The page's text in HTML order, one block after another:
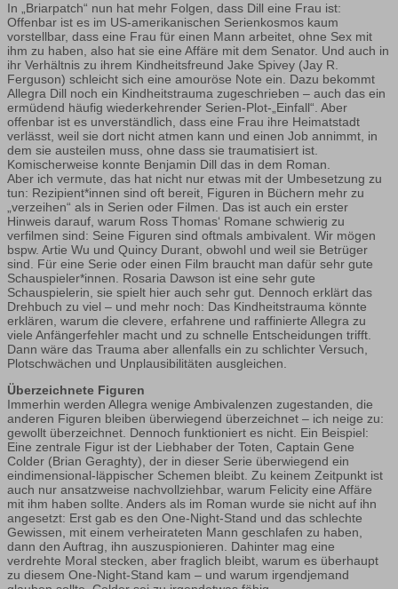
In „Briarpatch“ nun hat mehr Folgen, dass Dill eine Frau ist:
Offenbar ist es im US-amerikanischen Serienkosmos kaum
vorstellbar, dass eine Frau für einen Mann arbeitet, ohne Sex mit
ihm zu haben, also hat sie eine Affäre mit dem Senator. Und auch in
ihr Verhältnis zu ihrem Kindheitsfreund Jake Spivey (Jay R.
Ferguson) schleicht sich eine amouröse Note ein. Dazu bekommt
Allegra Dill noch ein Kindheitstrauma zugeschrieben – auch das ein
ermüdend häufig wiederkehrender Serien-Plot-„Einfall“. Aber
offenbar ist es unverständlich, dass eine Frau ihre Heimatstadt
verlässt, weil sie dort nicht atmen kann und einen Job annimmt, in
dem sie austeilen muss, ohne dass sie traumatisiert ist.
Komischerweise konnte Benjamin Dill das in dem Roman.
Aber ich vermute, das hat nicht nur etwas mit der Umbesetzung zu
tun: Rezipient*innen sind oft bereit, Figuren in Büchern mehr zu
„verzeihen“ als in Serien oder Filmen. Das ist auch ein erster
Hinweis darauf, warum Ross Thomas‘ Romane schwierig zu
verfilmen sind: Seine Figuren sind oftmals ambivalent. Wir mögen
bspw. Artie Wu und Quincy Durant, obwohl und weil sie Betrüger
sind. Für eine Serie oder einen Film braucht man dafür sehr gute
Schauspieler*innen. Rosaria Dawson ist eine sehr gute
Schauspielerin, sie spielt hier auch sehr gut. Dennoch erklärt das
Drehbuch zu viel – und mehr noch: Das Kindheitstrauma könnte
erklären, warum die clevere, erfahrene und raffinierte Allegra zu
viele Anfängerfehler macht und zu schnelle Entscheidungen trifft.
Dann wäre das Trauma aber allenfalls ein zu schlichter Versuch,
Plotschwächen und Unplausibilitäten ausgleichen.
Überzeichnete Figuren
Immerhin werden Allegra wenige Ambivalenzen zugestanden, die
anderen Figuren bleiben überwiegend überzeichnet – ich neige zu:
gewollt überzeichnet. Dennoch funktioniert es nicht. Ein Beispiel:
Eine zentrale Figur ist der Liebhaber der Toten, Captain Gene
Colder (Brian Geraghty), der in dieser Serie überwiegend ein
eindimensional-läppischer Schemen bleibt. Zu keinem Zeitpunkt ist
auch nur ansatzweise nachvollziehbar, warum Felicity eine Affäre
mit ihm haben sollte. Anders als im Roman wurde sie nicht auf ihn
angesetzt: Erst gab es den One-Night-Stand und das schlechte
Gewissen, mit einem verheirateten Mann geschlafen zu haben,
dann den Auftrag, ihn auszuspionieren. Dahinter mag eine
verdrehte Moral stecken, aber fraglich bleibt, warum es überhaupt
zu diesem One-Night-Stand kam – und warum irgendjemand